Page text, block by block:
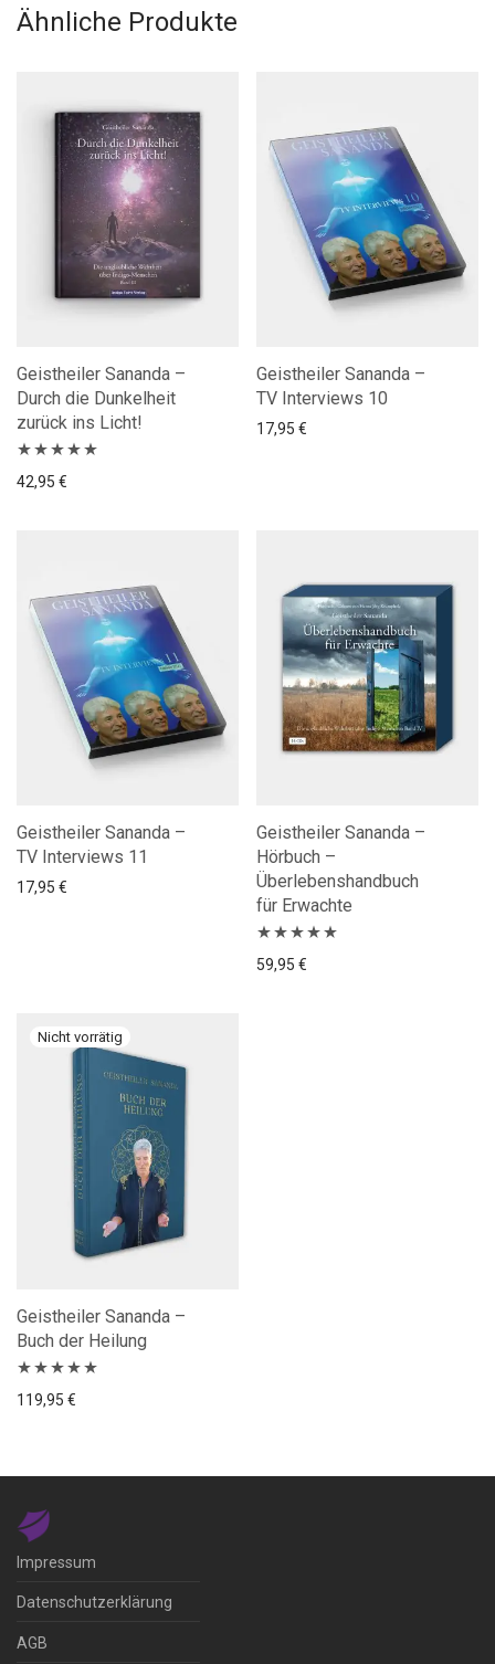
Ähnliche Produkte
Geistheiler Sananda –
Durch die Dunkelheit
zurück ins Licht!
Bewertet
42,95 €
Geistheiler Sananda –
TV Interviews 10
17,95 €
Geistheiler Sananda –
TV Interviews 11
17,95 €
Geistheiler Sananda –
Hörbuch –
Überlebenshandbuch
für Erwachte
Bewertet
59,95 €
Geistheiler Sananda –
Buch der Heilung
Bewertet
119,95 €
Impressum
Datenschutzerklärung
AGB